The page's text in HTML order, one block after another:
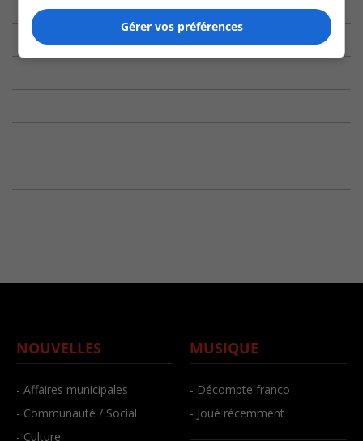
NOUVELLES
- Affaires municipales
- Communauté / Social
- Culture
MUSIQUE
- Décompte franco
- Joué récemment
Gérer vos préférences